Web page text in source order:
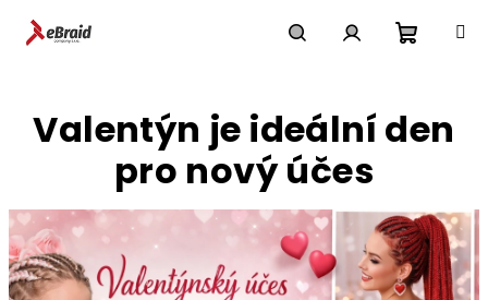
košík
Valentýn je ideální den
pro nový účes